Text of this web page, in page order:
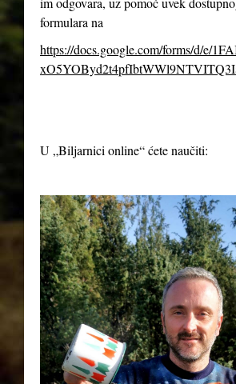
formulara na
https://docs.google.com/forms/d/e/
U „Biljarnici online“ ćete naučiti: